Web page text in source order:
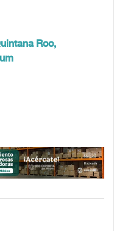
Roo,